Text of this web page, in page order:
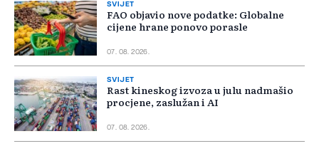
SVIJET
FAO objavio nove podatke: Globalne
cijene hrane ponovo porasle
07. 08. 2026.
SVIJET
Rast kineskog izvoza u julu nadmašio
procjene, zaslužan i AI
07. 08. 2026.